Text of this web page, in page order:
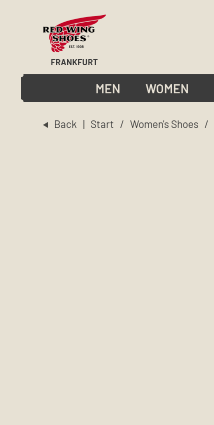
MEN WOMEN
Back | Start / Women's Shoes /